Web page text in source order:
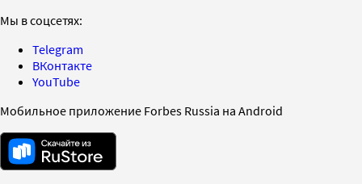
Мы в соцсетях:
Telegram
ВКонтакте
YouTube
Мобильное приложение Forbes Russia на Android